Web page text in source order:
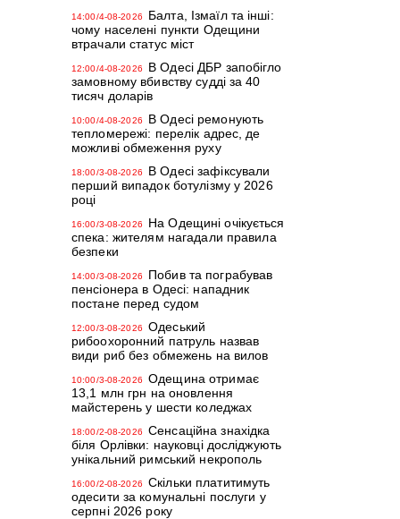
14:00/4-08-2026
Балта, Ізмаїл та інші:
чому населені пункти Одещини
втрачали статус міст
12:00/4-08-2026
В Одесі ДБР запобігло
замовному вбивству судді за 40
тисяч доларів
10:00/4-08-2026
В Одесі ремонують
тепломережі: перелік адрес, де
можливі обмеження руху
18:00/3-08-2026
В Одесі зафіксували
перший випадок ботулізму у 2026
році
16:00/3-08-2026
На Одещині очікується
спека: жителям нагадали правила
безпеки
14:00/3-08-2026
Побив та пограбував
пенсіонера в Одесі: нападник
постане перед судом
12:00/3-08-2026
Одеський
рибоохоронний патруль назвав
види риб без обмежень на вилов
10:00/3-08-2026
Одещина отримає
13,1 млн грн на оновлення
майстерень у шести коледжах
18:00/2-08-2026
Сенсаційна знахідка
біля Орлівки: науковці досліджують
унікальний римський некрополь
16:00/2-08-2026
Скільки платитимуть
одесити за комунальні послуги у
серпні 2026 року